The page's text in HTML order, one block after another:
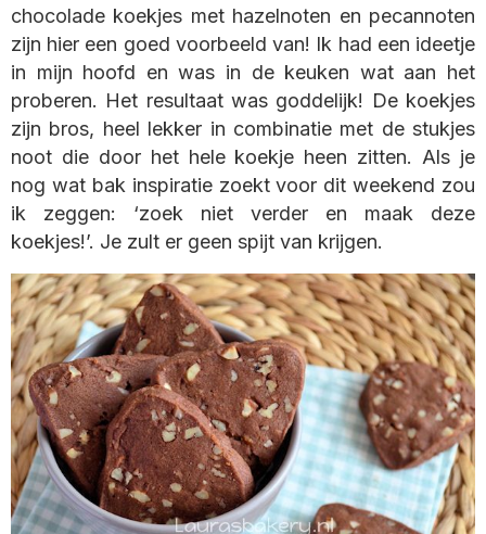
chocolade koekjes met hazelnoten en pecannoten
zijn hier een goed voorbeeld van! Ik had een ideetje
in mijn hoofd en was in de keuken wat aan het
proberen. Het resultaat was goddelijk! De koekjes
zijn bros, heel lekker in combinatie met de stukjes
noot die door het hele koekje heen zitten. Als je
nog wat bak inspiratie zoekt voor dit weekend zou
ik zeggen: ‘zoek niet verder en maak deze
koekjes!’. Je zult er geen spijt van krijgen.